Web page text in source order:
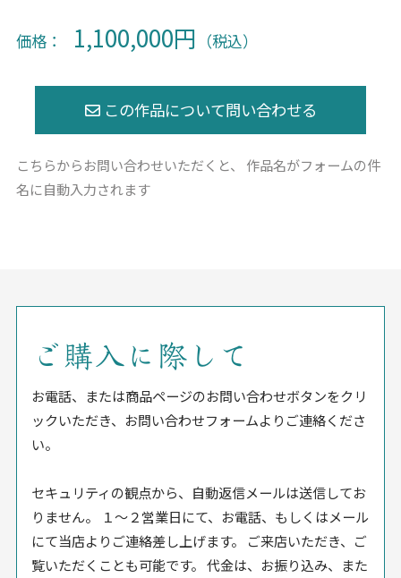
価格： 1,100,000円 （税込）
こちらからお問い合わせいただくと、
作品名がフォームの件
名に自動入力されます
ご購入に際して
お電話、または商品ページのお問い合わせボタンをクリ
ックいただき、お問い合わせフォームよりご連絡くださ
い。
セキュリティの観点から、自動返信メールは送信してお
りません。 １〜２営業日にて、お電話、もしくはメール
にて当店よりご連絡差し上げます。 ご来店いただき、ご
覧いただくことも可能です。 代金は、お振り込み、また